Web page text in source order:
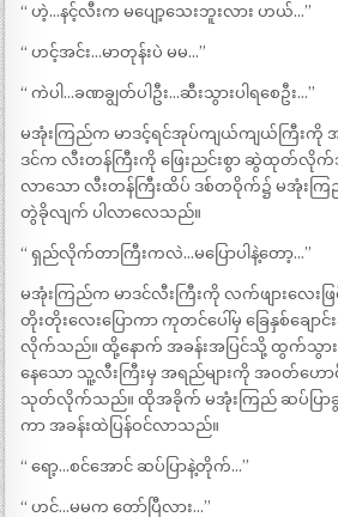
“ ဟဲ့…နင့်လီးက မပျော့သေးဘူးလား ဟယ်…”
“ ဟင့်အင်း…မာတုန်းပဲ မမ…”
“ ကဲပါ…ခဏချွတ်ပါဦး…ဆီးသွားပါရစေဦး…”
မအုံးကြည်က မာဒင့်ရင်အုပ်ကျယ်ကျယ်ကြီးကို
ဒင်က လီးတန်ကြီးကို ဖြေးညင်းစွာ ဆွဲထုတ်လို
လာသော လီးတန်ကြီးထိပ် ဒစ်တဝိုက်၌ မအုံးက
တွဲခိုလျက် ပါလာလေသည်။
“ ရှည်လိုက်တာကြီးကလဲ…မပြောပါနဲ့တော့…”
မအုံးကြည်က မာဒင်လီးကြီးကို လက်ဖျားလေးဖ
တိုးတိုးလေးပြောကာ ကုတင်ပေါ်မှ ခြေနှစ်ချော
လိုက်သည်။ ထို့နောက် အခန်းအပြင်သို့ ထွက်သွား
နေသော သူ့လီးကြီးမှ အရည်များကို အဝတ်ဟော
သုတ်လိုက်သည်။ ထိုအခိုက် မအုံးကြည် ဆပ်ပြာခွ
ကာ အခန်းထဲပြန်ဝင်လာသည်။
“ ရော့…စင်အောင် ဆပ်ပြာနဲ့တိုက်…”
“ ဟင်…မမက တော်ပြီလား…”